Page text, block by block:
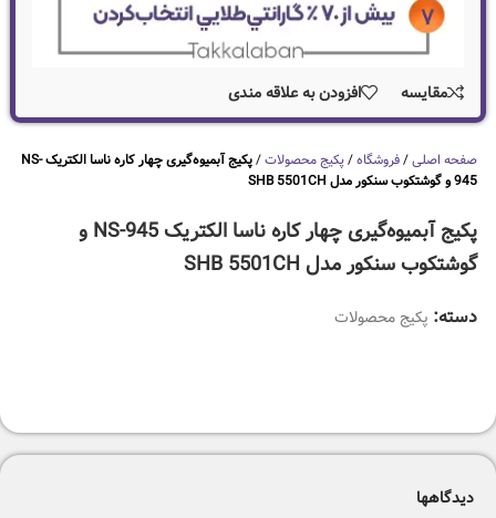
صفحه اصلی/فروشگاه/پکیج محصولات/
پکیج آبمیوه‌گیری چهار کاره ناسا الکتریک NS-
945 و گوشتکوب سنکور مدل SHB 5501CH
پکیج آبمیوه‌گیری چهار کاره ناسا الکتریک NS-945 و
گوشتکوب سنکور مدل SHB 5501CH
دسته: پکیج محصولات
مقایسه افزودن به علاقه مندی
دیدگاهها